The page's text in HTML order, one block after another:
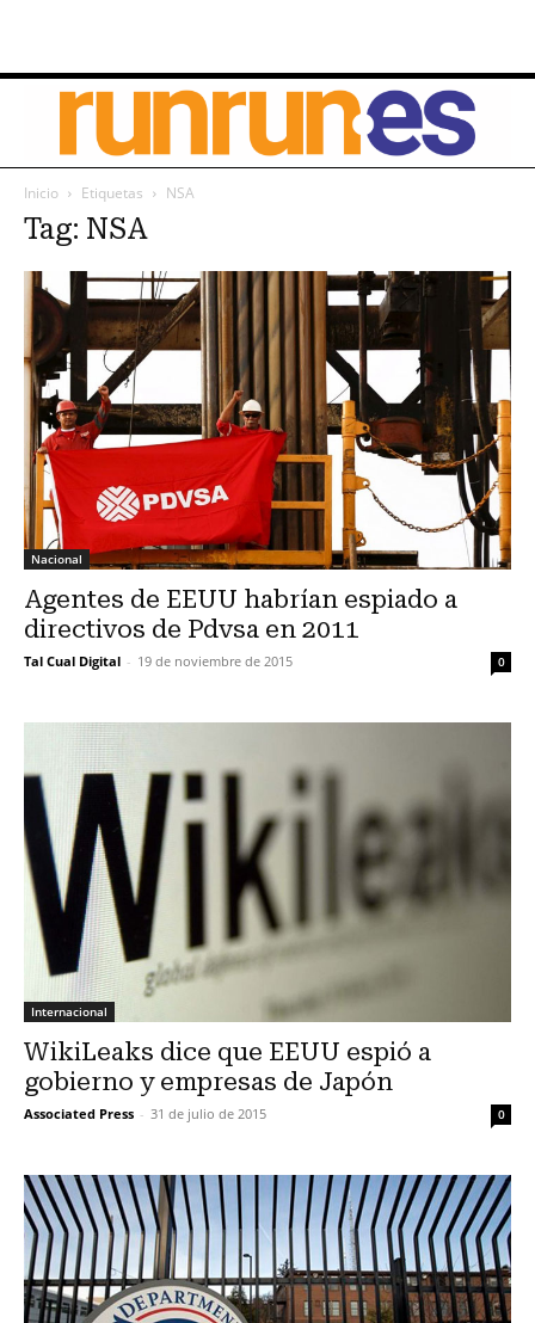
Inicio Etiquetas NSA
Tag: NSA
Nacional
Agentes de EEUU habrían espiado a
directivos de Pdvsa en 2011
Tal Cual Digital - 19 de noviembre de 2015 0
Internacional
WikiLeaks dice que EEUU espió a
gobierno y empresas de Japón
Associated Press - 31 de julio de 2015 0